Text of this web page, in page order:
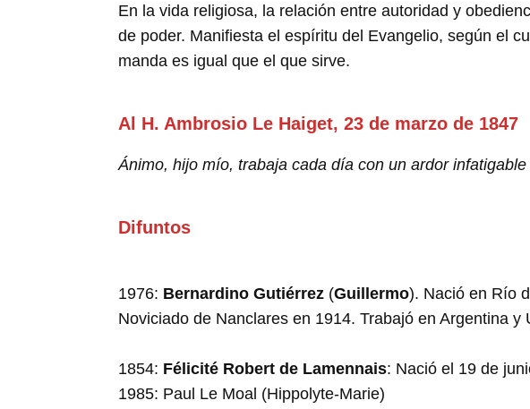
En la vida religiosa, la relación entre autoridad y
de poder. Manifiesta el espíritu del Evangelio, según el
manda es igual que el que sirve.
Al H. Ambrosio Le Haiget, 23 de marzo de 1847
Ánimo, hijo mío, trabaja cada día con un ardor
Difuntos
1976: Bernardino Gutiérrez (Guillermo). Nació en Río
Noviciado de Nanclares en 1914. Trabajó en Argentina
1854: Félicité Robert de Lamennais: Nació el 19 de
1985: Paul Le Moal (Hippolyte-Marie)